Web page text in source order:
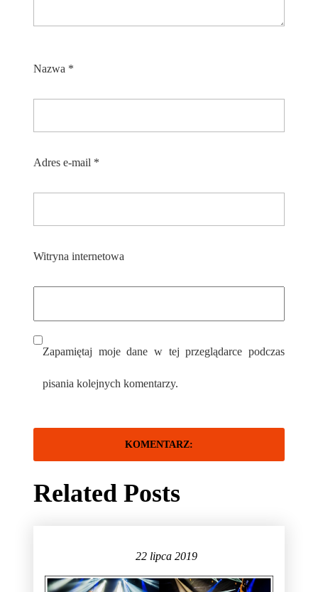
Nazwa *
Adres e-mail *
Witryna internetowa
Zapamiętaj moje dane w tej przeglądarce podczas
pisania kolejnych komentarzy.
Related Posts
22 lipca 2019